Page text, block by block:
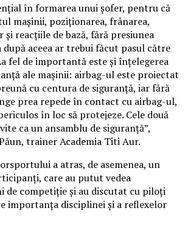
în formarea unui șofer, pentru că
mașinii, poziționarea, frânarea,
reacțiile de bază, fără presiunea
aceea ar trebui făcut pasul către
fel de importantă este și înțelegerea
ale mașinii: airbag-ul este proiectat
cu centura de siguranță, iar fără
prea repede în contact cu airbag-ul,
în loc să protejeze. Cele două
ca un ansamblu de siguranță”,
trainer Academia Titi Aur.
a atras, de asemenea, un
care au putut vedea
de competiție și au discutat cu piloți
importanța disciplinei și a reflexelor